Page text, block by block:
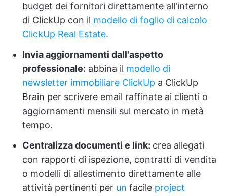
budget dei fornitori direttamente all'interno
di ClickUp con il modello di foglio di calcolo
ClickUp Real Estate.
Invia aggiornamenti dall'aspetto
professionale: abbina il modello di
newsletter immobiliare ClickUp a ClickUp
Brain per scrivere email raffinate ai clienti o
aggiornamenti mensili sul mercato in metà
tempo.
Centralizza documenti e link: crea allegati
con rapporti di ispezione, contratti di vendita
o modelli di allestimento direttamente alle
attività pertinenti per un facile project